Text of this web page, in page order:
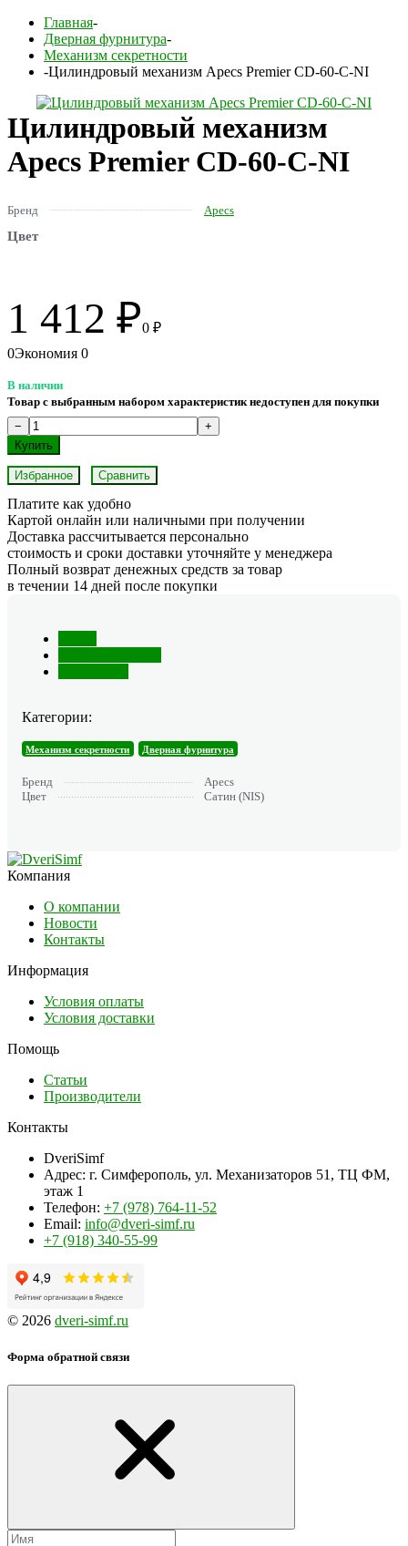
Главная-
Дверная фурнитура-
Механизм секретности
-Цилиндровый механизм Apecs Premier CD-60-C-NI
Цилиндровый механизм
Apecs Premier CD-60-C-NI
Бренд Apecs
Цвет
1 412 ₽0 ₽
0Экономия 0
В наличии
Товар с выбранным набором характеристик недоступен для покупки
Избранное Сравнить
Платите как удобно
Картой онлайн или наличными при получении
Доставка рассчитывается персонально
стоимость и сроки доставки уточняйте у менеджера
Полный возврат денежных средств за товар
в течении 14 дней после покупки
Категории:
Механизм секретности Дверная фурнитура
Бренд
Apecs
Цвет
Сатин (NIS)
Компания
О компании
Новости
Контакты
Информация
Условия оплаты
Условия доставки
Помощь
Статьи
Производители
Контакты
DveriSimf
Адрес: г. Симферополь, ул. Механизаторов 51, ТЦ ФМ,
этаж 1
Телефон: +7 (978) 764-11-52
Email: info@dveri-simf.ru
+7 (918) 340-55-99
© 2026 dveri-simf.ru
Форма обратной связи